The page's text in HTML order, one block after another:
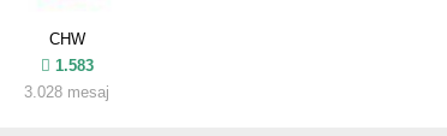
CHW
1.583
3.028 mesaj